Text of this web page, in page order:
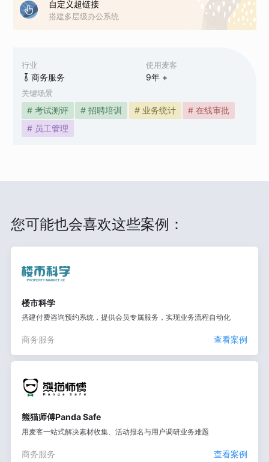
行业
商务服务
使用麦客
9年 +
关键场景
# 考试测评 # 招聘培训 # 业务统计
# 在线审批
# 员工管理
自定义超链接
搭建多层级办公系统
您可能也会喜欢这些案例：
楼市科学
搭建付费咨询预约系统，提供会员专属服务，实现业务流程自动化
商务服务 查看案例
熊猫师傅Panda Safe
用麦客一站式解决素材收集、活动报名与用户调研业务难题
商务服务 查看案例